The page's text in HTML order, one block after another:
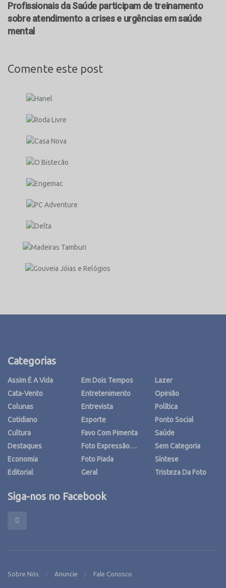
Profissionais da Saúde participam de treinamento
sobre atendimento a crises e urgências em saúde
mental
Comente este post
Categorias
Assim É A Vida
Cata-Vento
Colunas
Cotidiano
Cultura
Destaques
Economia
Editorial
Em Dois Tempos
Entretenimento
Entrevista
Esporte
Favo Com Pimenta
Foto Expressão…
Foto Piada
Geral
Lazer
Opinião
Política
Ponto Social
Saúde
Sem Categoria
Síntese
Tristeza Da Foto
Siga-nos no Facebook
Sobre Nós Anuncie Fale Conosco